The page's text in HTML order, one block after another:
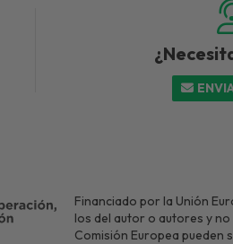
Financiado por la Unión
los del autor o autores y
Comisión Europea pueden